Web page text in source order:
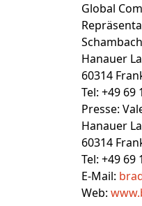
Global
Schambach
Hanauer
60314
Tel: +49 69
Presse:
Hanauer
60314
Tel: +49 69
E-Mail:
Web: